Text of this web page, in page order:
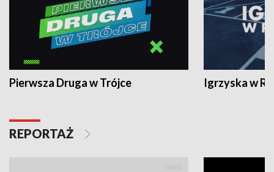
Pierwsza Druga w Trójce Igrzyska w
REPORTAŻ